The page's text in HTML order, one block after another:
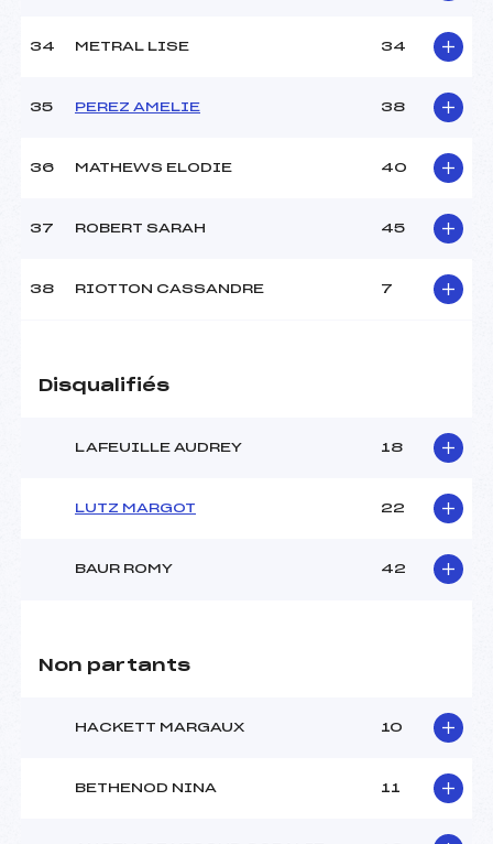
34 METRAL LISE 34
35 PEREZ AMELIE 38
36 MATHEWS ELODIE 40
37 ROBERT SARAH 45
38 RIOTTON CASSANDRE 7
Disqualifiés
LAFEUILLE AUDREY 18
LUTZ MARGOT 22
BAUR ROMY 42
Non partants
HACKETT MARGAUX 10
BETHENOD NINA 11